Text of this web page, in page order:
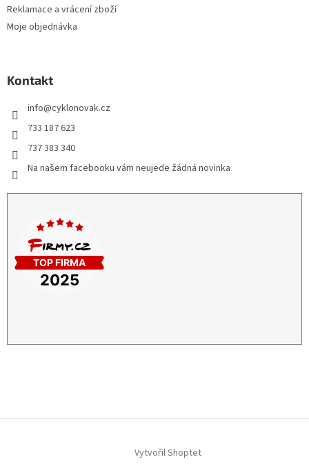
Reklamace a vrácení zboží
Moje objednávka
Kontakt
info@cyklonovak.cz
733 187 623
737 383 340
Na našem facebooku vám neujede žádná novinka
Vytvořil Shoptet